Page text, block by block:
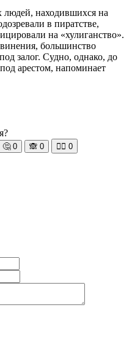
людей, находившихся на
в пиратстве,
на «хулиганство».
большинство
залог. Судно, однако, до
арестом, напоминает
🤔 0 🙈 0 🧘‍♀️ 0